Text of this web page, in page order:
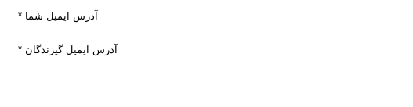
* آدرس ايميل شما
* آدرس ايميل گيرندگان